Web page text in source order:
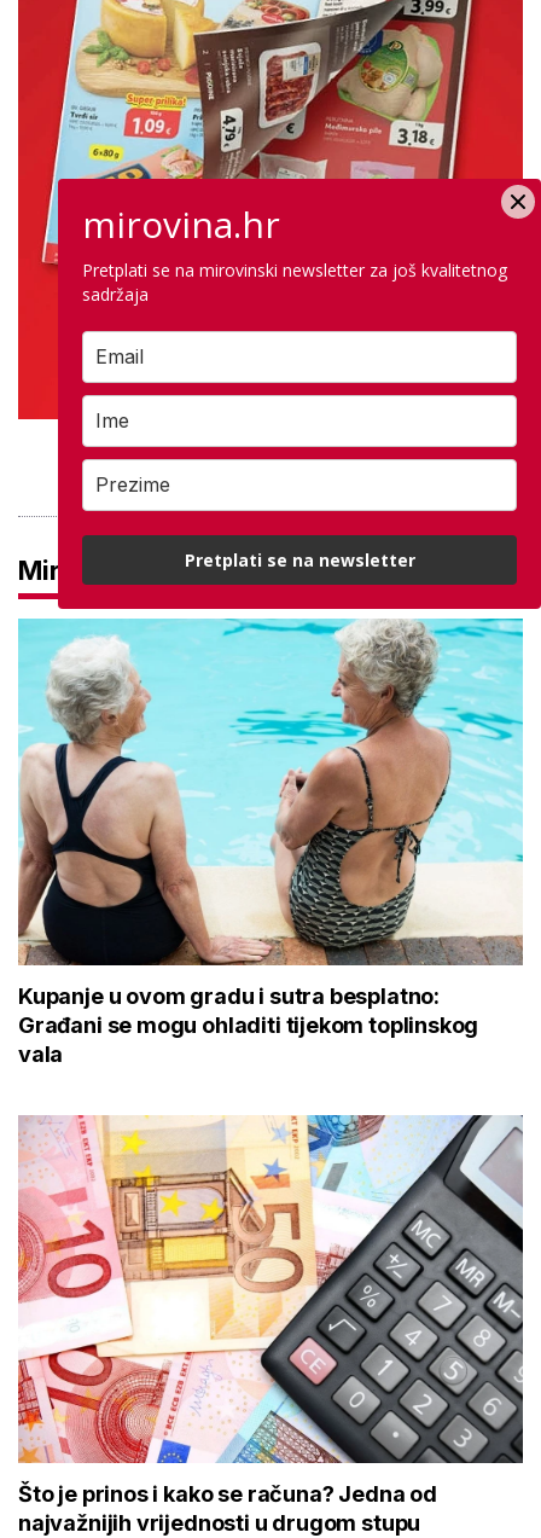
PROVJERITE PONUDU
Mirovine
Kupanje u ovom gradu i sutra besplatno:
Građani se mogu ohladiti tijekom toplinskog
vala
Što je prinos i kako se računa? Jedna od
najvažnijih vrijednosti u drugom stupu
mirovina.hr
Pretplati se na mirovinski newsletter za još kvalitetnog
sadržaja
Pretplati se na newsletter